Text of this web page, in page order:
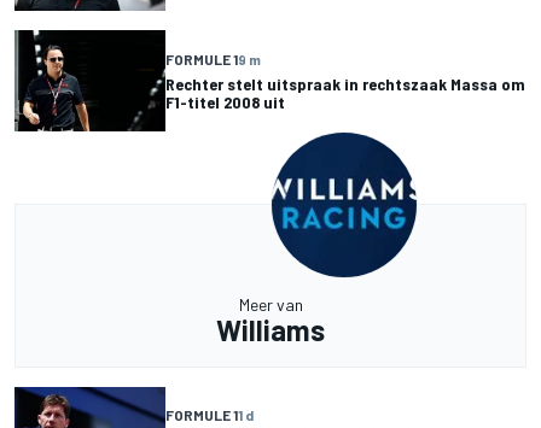
FORMULE 19 m
Rechter stelt uitspraak in rechtszaak Massa om
F1-titel 2008 uit
Meer van
Williams
FORMULE 11 d